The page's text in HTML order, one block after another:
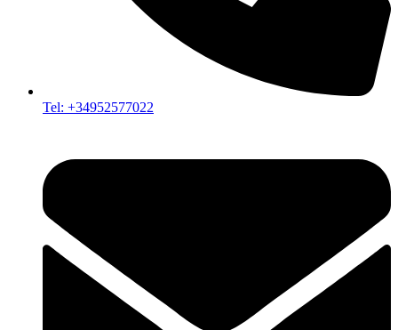
Tel: +34952577022